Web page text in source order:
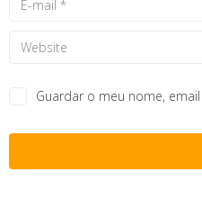
Guardar o meu nome,